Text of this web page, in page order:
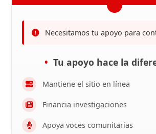
Necesitamos tu apoyo para
Tu apoyo hace la
Mantiene el sitio en línea
Financia investigaciones
Apoya voces comunitarias